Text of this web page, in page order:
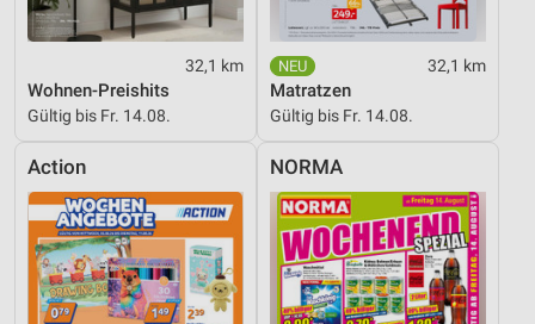
32,1 km
Wohnen-Preishits
Gültig bis Fr. 14.08.
32,1 km
Matratzen
Gültig bis Fr. 14.08.
Action NORMA